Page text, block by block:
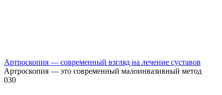
Артроскопия — современный взгляд на лечение суставов
Артроскопия — это современный малоинвазивный метод
030